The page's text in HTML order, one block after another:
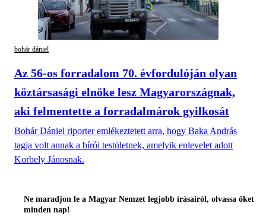
bohár dániel
Az 56-os forradalom 70. évfordulóján olyan
köztársasági elnöke lesz Magyarországnak,
aki felmentette a forradalmárok gyilkosát
Bohár Dániel riporter emlékeztetett arra, hogy Baka András
tagja volt annak a bírói testületnek, amelyik enlevelet adott
Korbely Jánosnak.
Ne maradjon le a Magyar Nemzet legjobb írásairól, olvassa őket
minden nap!